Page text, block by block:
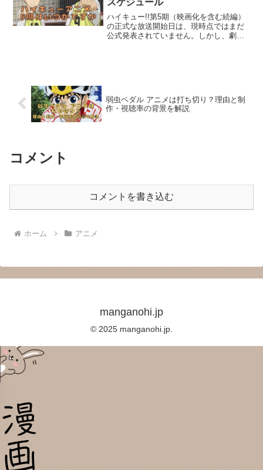
スケジュール
ハイキュー!!第5期（映画化を含む続編）
の正式な放送開始日は、現時点ではまだ
公式発表されていません。しかし、劇場
弱虫ペダル アニメは打ち切り？理由と制
作・視聴率の背景を解説
コメント
コメントを書き込む
ホーム アニメ
manganohi.jp
© 2025 manganohi.jp.